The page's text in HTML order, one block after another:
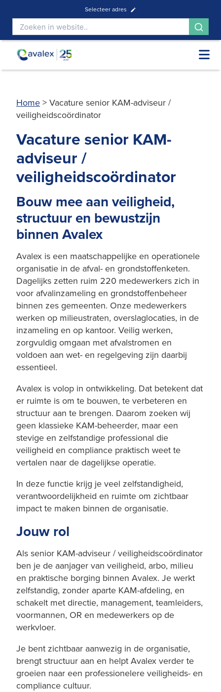
Selecteer adres
Home > Vacature senior KAM-adviseur /
veiligheidscoördinator
Vacature senior KAM-
adviseur /
veiligheidscoördinator
Bouw mee aan veiligheid,
structuur en bewustzijn
binnen Avalex
Avalex is een maatschappelijke en operationele
organisatie in de afval- en grondstoffenketen.
Dagelijks zetten ruim 220 medewerkers zich in
voor afvalinzameling en grondstoffenbeheer
binnen zes gemeenten. Onze medewerkers
werken op milieustraten, overslaglocaties, in de
inzameling en op kantoor. Veilig werken,
zorgvuldig omgaan met afvalstromen en
voldoen aan wet- en regelgeving zijn daarbij
essentieel.
Avalex is volop in ontwikkeling. Dat betekent dat
er ruimte is om te bouwen, te verbeteren en
structuur aan te brengen. Daarom zoeken wij
geen klassieke KAM-beheerder, maar een
stevige en zelfstandige professional die
veiligheid en compliance praktisch weet te
vertalen naar de dagelijkse operatie.
In deze functie krijg je veel zelfstandigheid,
verantwoordelijkheid en ruimte om zichtbaar
impact te maken binnen de organisatie.
Jouw rol
Als senior KAM-adviseur / veiligheidscoördinator
ben je de aanjager van veiligheid, arbo, milieu
en praktische borging binnen Avalex. Je werkt
zelfstandig, zonder aparte KAM-afdeling, en
schakelt met directie, management, teamleiders,
voormannen, OR en medewerkers op de
werkvloer.
Je bent zichtbaar aanwezig in de organisatie,
brengt structuur aan en helpt Avalex verder te
groeien naar een professionelere veiligheids- en
compliance cultuur.